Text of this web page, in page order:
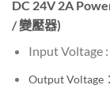
DC 24V 2A
/ 變壓器)
Input Voltage
Output Voltage